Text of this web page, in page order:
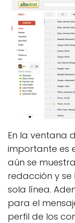
En la ventana
importante es
aún se
redacción y
sola línea.
para el
perfil de los